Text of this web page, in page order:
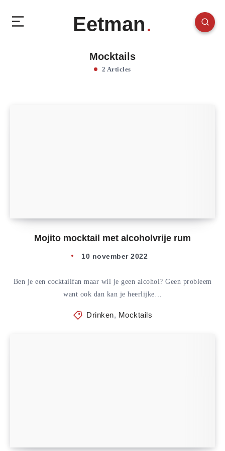
Eetman
Mocktails
2 Articles
Mojito mocktail met alcoholvrije rum
10 november 2022
Ben je een cocktailfan maar wil je geen alcohol? Geen probleem
want ook dan kan je heerlijke…
Drinken, Mocktails